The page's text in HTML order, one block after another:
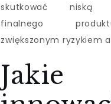
skutkować niską
finalnego
zwiększonym ryzykiem
Jakie